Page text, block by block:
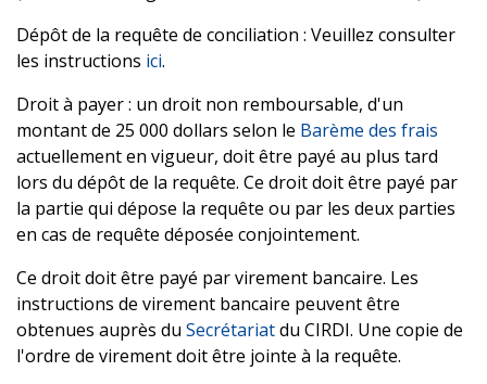
Dépôt de la requête de conciliation : Veuillez consulter
les instructions ici.
Droit à payer : un droit non remboursable, d'un
montant de 25 000 dollars selon le Barème des frais
actuellement en vigueur, doit être payé au plus tard
lors du dépôt de la requête. Ce droit doit être payé par
la partie qui dépose la requête ou par les deux parties
en cas de requête déposée conjointement.
Ce droit doit être payé par virement bancaire. Les
instructions de virement bancaire peuvent être
obtenues auprès du Secrétariatdu CIRDI. Une copie de
l'ordre de virement doit être jointe à la requête.